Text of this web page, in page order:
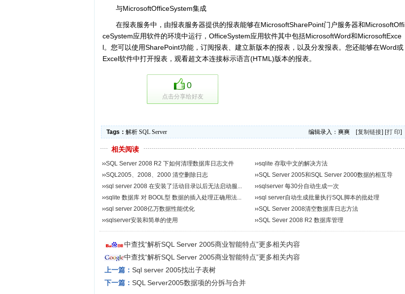
与MicrosoftOfficeSystem集成
在报表服务中，由报表服务器提供的报表能够在MicrosoftSharePoint门户服务器和MicrosoftOffi
ceSystem应用软件的环境中运行，OfficeSystem应用软件其中包括MicrosoftWord和MicrosoftExce
l。您可以使用SharePoint功能，订阅报表、建立新版本的报表，以及分发报表。您还能够在Word或
Excel软件中打开报表，观看超文本连接标示语言(HTML)版本的报表。
0
点击分享给好友
Tags： 解析 SQL Server 编辑录入：爽爽 [复制链接] [打 印]
相关阅读
››SQL Server 2008 R2 下如何清理数据库日志文件 ››sqlite 存取中文的解决方法
››SQL2005、2008、2000 清空删除日志 ››SQL Server 2005和SQL Server 2000数据的相互导
入...
››sql server 2008 在安装了活动目录以后无法启动服... ››sqlserver 每30分自动生成一次
››sqlite 数据库 对 BOOL型 数据的插入处理正确用法... ››sql server自动生成批量执行SQL脚本的批处理
››sql server 2008亿万数据性能优化 ››SQL Server 2008清空数据库日志方法
››sqlserver安装和简单的使用 ››SQL Sever 2008 R2 数据库管理
中查找“解析SQL Server 2005商业智能特点”更多相关内容
中查找“解析SQL Server 2005商业智能特点”更多相关内容
上一篇： Sql server 2005找出子表树
下一篇： SQL Server2005数据项的分拆与合并